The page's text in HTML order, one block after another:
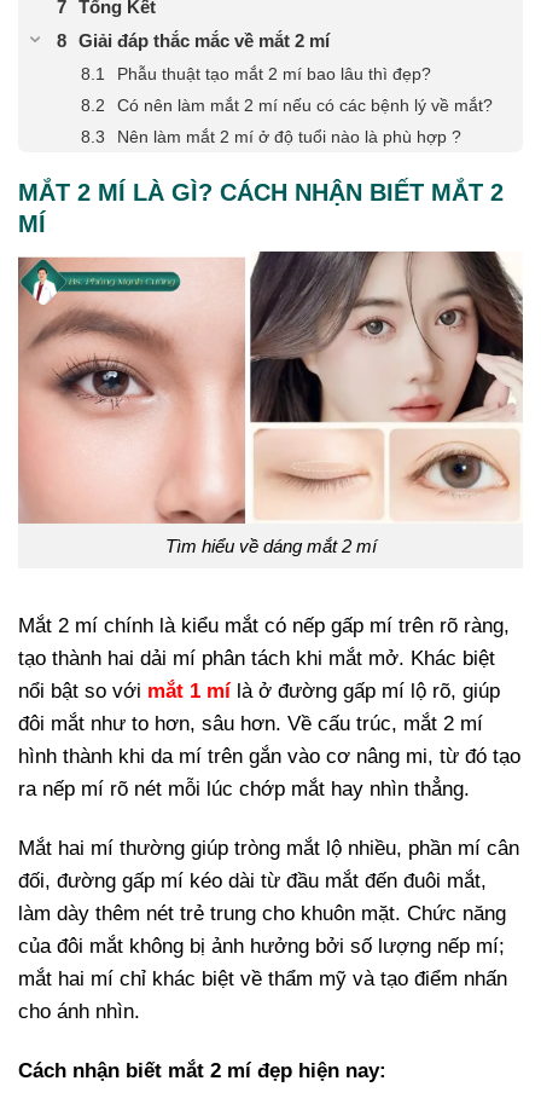
Tổng Kết
Giải đáp thắc mắc về mắt 2 mí
Phẫu thuật tạo mắt 2 mí bao lâu thì đẹp?
Có nên làm mắt 2 mí nếu có các bệnh lý về mắt?
Nên làm mắt 2 mí ở độ tuổi nào là phù hợp ?
MẮT 2 MÍ LÀ GÌ? CÁCH NHẬN BIẾT MẮT 2
MÍ
Tìm hiểu về dáng mắt 2 mí
Mắt 2 mí chính là kiểu mắt có nếp gấp mí trên rõ ràng,
tạo thành hai dải mí phân tách khi mắt mở. Khác biệt
nổi bật so với mắt 1 mí là ở đường gấp mí lộ rõ, giúp
đôi mắt như to hơn, sâu hơn. Về cấu trúc, mắt 2 mí
hình thành khi da mí trên gắn vào cơ nâng mi, từ đó tạo
ra nếp mí rõ nét mỗi lúc chớp mắt hay nhìn thẳng.
Mắt hai mí thường giúp tròng mắt lộ nhiều, phần mí cân
đối, đường gấp mí kéo dài từ đầu mắt đến đuôi mắt,
làm dày thêm nét trẻ trung cho khuôn mặt. Chức năng
của đôi mắt không bị ảnh hưởng bởi số lượng nếp mí;
mắt hai mí chỉ khác biệt về thẩm mỹ và tạo điểm nhấn
cho ánh nhìn.
Cách nhận biết mắt 2 mí đẹp hiện nay: